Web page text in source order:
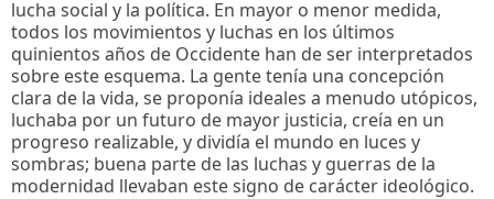
lucha social y la política. En mayor o menor medida,
todos los movimientos y luchas en los últimos
quinientos años de Occidente han de ser interpretados
sobre este esquema. La gente tenía una concepción
clara de la vida, se proponía ideales a menudo utópicos,
luchaba por un futuro de mayor justicia, creía en un
progreso realizable, y dividía el mundo en luces y
sombras; buena parte de las luchas y guerras de la
modernidad llevaban este signo de carácter ideológico.